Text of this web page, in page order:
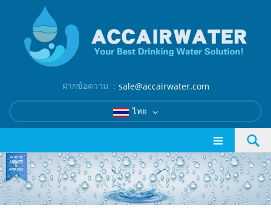
ฝากข้อความ ： sale@accairwater.com
ไทย